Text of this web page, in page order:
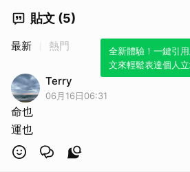
貼文 (5)
全新體驗！一鍵引
文來輕鬆表達個人立
最新 熱門
Terry
06月16日06:31
命也
運也